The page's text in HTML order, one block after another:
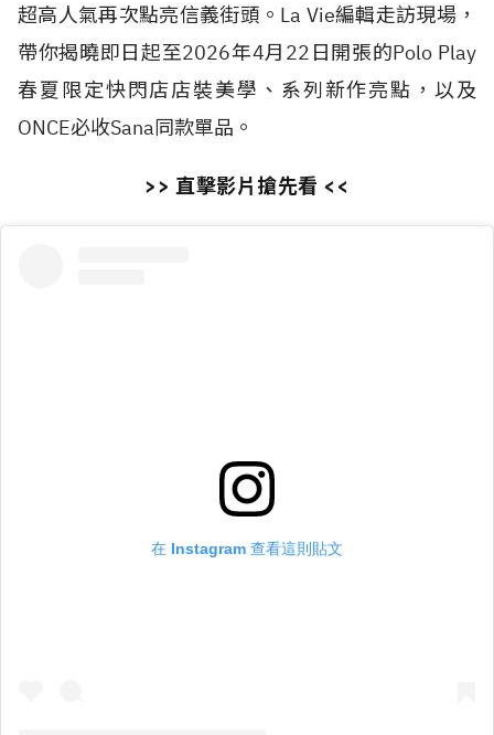
超高人氣再次點亮信義街頭。La Vie編輯走訪現場，
帶你揭曉即日起至2026年4月22日開張的Polo Play
春夏限定快閃店店裝美學、系列新作亮點，以及
ONCE必收Sana同款單品。
>> 直擊影片搶先看 <<
在 Instagram 查看這則貼文